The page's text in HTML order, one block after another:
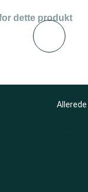
dette produkt